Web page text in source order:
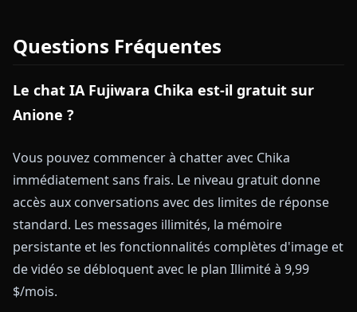
Questions Fréquentes
Le chat IA Fujiwara Chika est-il gratuit sur
Anione ?
Vous pouvez commencer à chatter avec Chika
immédiatement sans frais. Le niveau gratuit donne
accès aux conversations avec des limites de réponse
standard. Les messages illimités, la mémoire
persistante et les fonctionnalités complètes d'image et
de vidéo se débloquent avec le plan Illimité à 9,99
$/mois.